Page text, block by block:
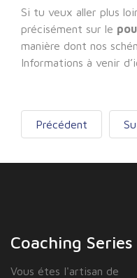
Si tu veux aller plus
précisément sur le
manière dont nos
Informations à venir
Précédent
Coaching Series
Vous étes I'artisan de